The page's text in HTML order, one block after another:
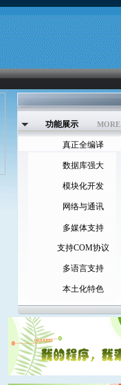
功能展示 MORE
真正全编译
数据库强大
模块化开发
网络与通讯
多媒体支持
支持COM协议
多语言支持
本土化特色